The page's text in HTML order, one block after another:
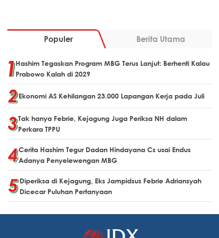
Populer Berita Utama
Hashim Tegaskan Program MBG Terus Lanjut: Berhenti Kalau
Prabowo Kalah di 2029
Ekonomi AS Kehilangan 23.000 Lapangan Kerja pada Juli
Tak hanya Febrie, Kejagung Juga Periksa NH dalam
Perkara TPPU
Cerita Hashim Tegur Dadan Hindayana Cs usai Endus
Adanya Penyelewengan MBG
Diperiksa di Kejagung, Eks Jampidsus Febrie Adriansyah
Dicecar Puluhan Pertanyaan